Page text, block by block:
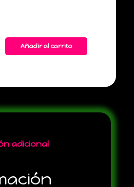
Añadir al carrito
adicional